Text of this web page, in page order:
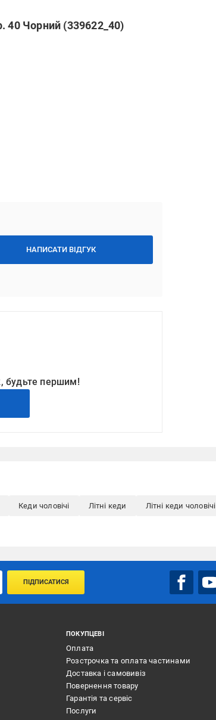
40 Чорний (339622_40)
НАПИСАТИ ВІДГУК
будьте першим!
Кеди чоловічі Літні кеди Літні кеди чоловічі
ПІДПИСАТИСЯ
ПОКУПЦЕВІ
Оплата
Розстрочка та оплата частинами
Доставка і самовивіз
Повернення товару
Гарантія та сервіс
Послуги